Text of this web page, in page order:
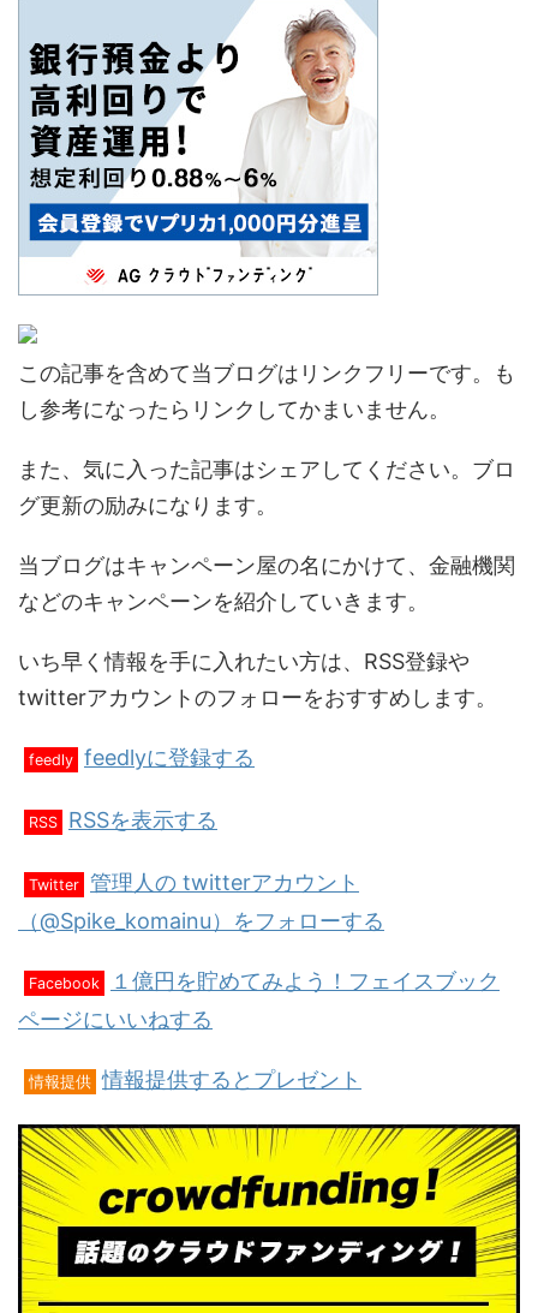
この記事を含めて当ブログはリンクフリーです。も
し参考になったらリンクしてかまいません。
また、気に入った記事はシェアしてください。ブロ
グ更新の励みになります。
当ブログはキャンペーン屋の名にかけて、金融機関
などのキャンペーンを紹介していきます。
いち早く情報を手に入れたい方は、RSS登録や
twitterアカウントのフォローをおすすめします。
feedly feedlyに登録する
RSS RSSを表示する
Twitter 管理人の twitterアカウント
（@Spike_komainu）をフォローする
Facebook
１億円を貯めてみよう！フェイスブック
ページにいいねする
情報提供 情報提供するとプレゼント